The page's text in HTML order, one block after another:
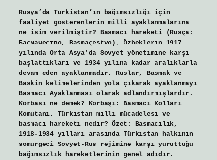
Rusya’da Türkistan’ın bağımsızlığı için
faaliyet gösterenlerin milli ayaklanmalarına
ne isim verilmiştir? Basmacı hareketi (Rusça:
Басмачество, Basmaçestvo), Özbeklerin 1917
yılında Orta Asya’da Sovyet yönetimine karşı
başlattıkları ve 1934 yılına kadar aralıklarla
devam eden ayaklanmadır. Ruslar, Basmak ve
Baskin kelimelerinden yola çıkarak ayaklanmayı
Basmacı Ayaklanması olarak adlandırmışlardır.
Korbasi ne demek? Korbaşı: Basmacı Kolları
Komutanı. Türkistan milli mücadelesi ve
basmacı hareketi nedir? Özet: Basmacılık,
1918-1934 yılları arasında Türkistan halkının
sömürgeci Sovyet-Rus rejimine karşı yürüttüğü
bağımsızlık hareketlerinin genel adıdır.